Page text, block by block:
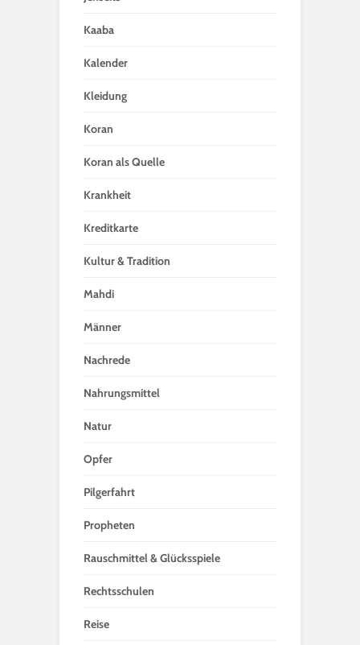
Kaaba
Kalender
Kleidung
Koran
Koran als Quelle
Krankheit
Kreditkarte
Kultur & Tradition
Mahdi
Männer
Nachrede
Nahrungsmittel
Natur
Opfer
Pilgerfahrt
Propheten
Rauschmittel & Glücksspiele
Rechtsschulen
Reise